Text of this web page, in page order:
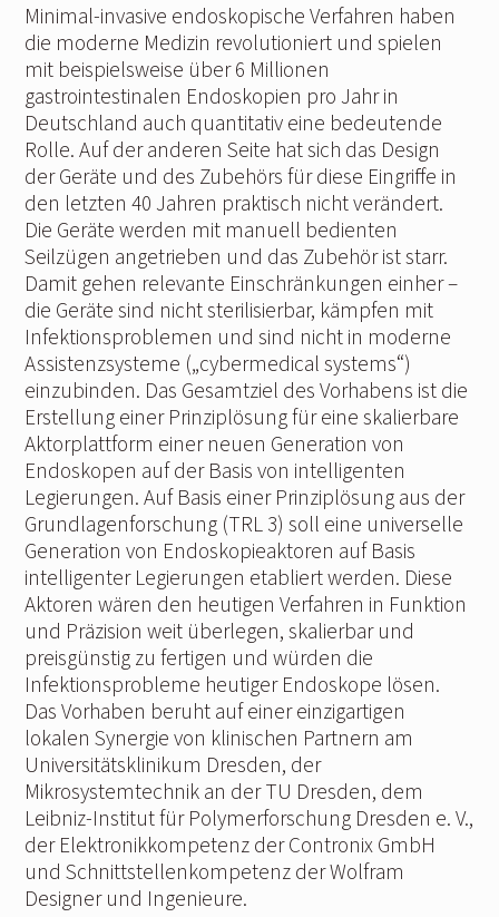
Minimal-invasive endoskopische Verfahren haben
die moderne Medizin revolutioniert und spielen
mit beispielsweise über 6 Millionen
gastrointestinalen Endoskopien pro Jahr in
Deutschland auch quantitativ eine bedeutende
Rolle. Auf der anderen Seite hat sich das Design
der Geräte und des Zubehörs für diese Eingriffe in
den letzten 40 Jahren praktisch nicht verändert.
Die Geräte werden mit manuell bedienten
Seilzügen angetrieben und das Zubehör ist starr.
Damit gehen relevante Einschränkungen einher –
die Geräte sind nicht sterilisierbar, kämpfen mit
Infektionsproblemen und sind nicht in moderne
Assistenzsysteme („cybermedical systems“)
einzubinden. Das Gesamtziel des Vorhabens ist die
Erstellung einer Prinziplösung für eine skalierbare
Aktorplattform einer neuen Generation von
Endoskopen auf der Basis von intelligenten
Legierungen. Auf Basis einer Prinziplösung aus der
Grundlagenforschung (TRL 3) soll eine universelle
Generation von Endoskopieaktoren auf Basis
intelligenter Legierungen etabliert werden. Diese
Aktoren wären den heutigen Verfahren in Funktion
und Präzision weit überlegen, skalierbar und
preisgünstig zu fertigen und würden die
Infektionsprobleme heutiger Endoskope lösen.
Das Vorhaben beruht auf einer einzigartigen
lokalen Synergie von klinischen Partnern am
Universitätsklinikum Dresden, der
Mikrosystemtechnik an der TU Dresden, dem
Leibniz-Institut für Polymerforschung Dresden e. V.,
der Elektronikkompetenz der Contronix GmbH
und Schnittstellenkompetenz der Wolfram
Designer und Ingenieure.